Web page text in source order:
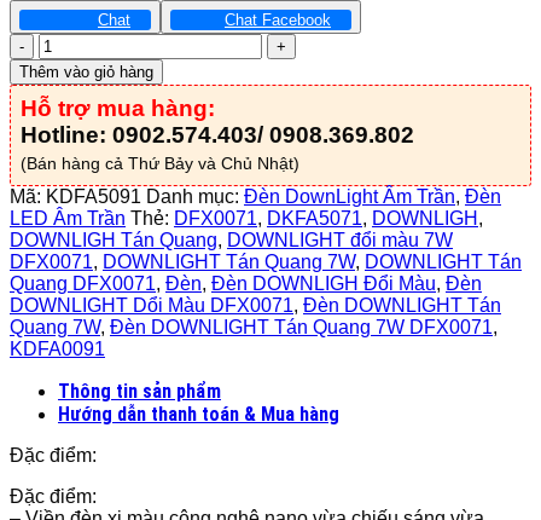
Chat Chat Facebook
Đèn
LED
Downlight
Viền
Xi
-
KDFA5091
số
lượng
Thêm vào giỏ hàng
Hỗ trợ mua hàng:
Hotline: 0902.574.403/ 0908.369.802
(Bán hàng cả Thứ Bảy và Chủ Nhật)
Mã: KDFA5091 Danh mục: Đèn DownLight Âm Trần, Đèn
LED Âm Trần Thẻ: DFX0071, DKFA5071, DOWNLIGH ,
DOWNLIGH Tán Quang, DOWNLIGHT đổi màu 7W
DFX0071, DOWNLIGHT Tán Quang 7W, DOWNLIGHT Tán
Quang DFX0071, Đèn, Đèn DOWNLIGH Đổi Màu, Đèn
DOWNLIGHT Dổi Màu DFX0071, Đèn DOWNLIGHT Tán
Quang 7W, Đèn DOWNLIGHT Tán Quang 7W DFX0071,
KDFA0091
Thông tin sản phẩm
Hướng dẫn thanh toán & Mua hàng
Đặc điểm:
Đặc điểm: